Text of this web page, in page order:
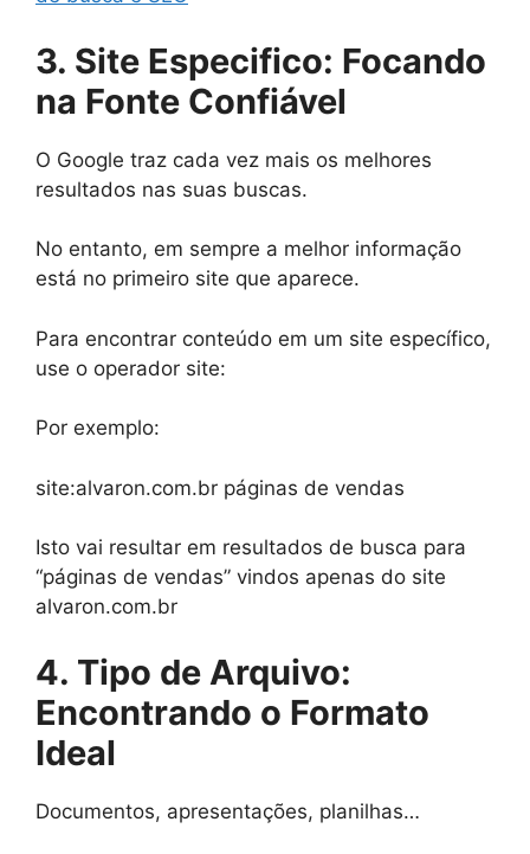
3. Site Especifico: Focando
na Fonte Confiável
O Google traz cada vez mais os melhores
resultados nas suas buscas.
No entanto, em sempre a melhor informação
está no primeiro site que aparece.
Para encontrar conteúdo em um site específico,
use o operador site:
Por exemplo:
site:alvaron.com.br páginas de vendas
Isto vai resultar em resultados de busca para
“páginas de vendas” vindos apenas do site
alvaron.com.br
4. Tipo de Arquivo:
Encontrando o Formato
Ideal
Documentos, apresentações, planilhas…